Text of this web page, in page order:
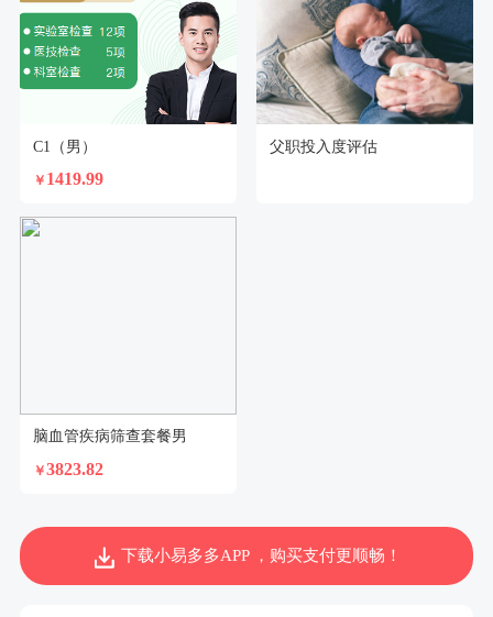
C1（男）
￥ 1419.99
父职投入度评估
脑血管疾病筛查套餐男
￥3823.82
下载小易多多APP ，购买支付更顺畅！